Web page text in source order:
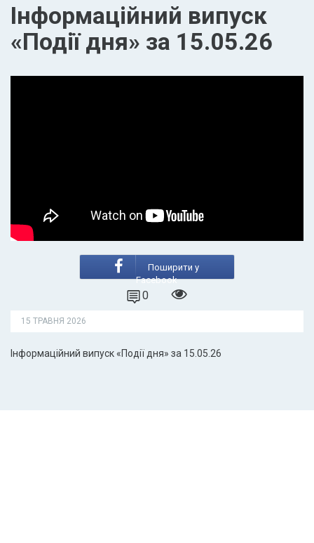
Інформаційний випуск
«Події дня» за 15.05.26
Поширити у
Facebook
0
15 ТРАВНЯ 2026
Інформаційний випуск «Події дня» за 15.05.26